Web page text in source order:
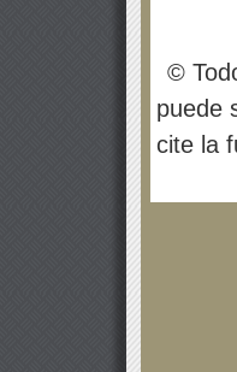
©
puede
cite la